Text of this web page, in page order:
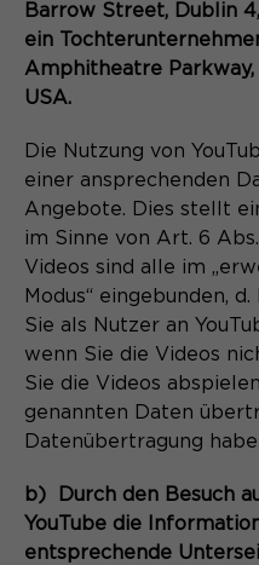
Barrow Street, Dublin
ein
Amphitheatre Parkway,
USA.
Die Nutzung von
einer ansprechenden
Angebote. Dies stellt
im Sinne von Art. 6
Videos sind alle im
Modus“ eingebunden,
Sie als Nutzer an
wenn Sie die Videos
Sie die Videos
genannten Daten
Datenübertragung
b) Durch den Besuch
YouTube die
entsprechende